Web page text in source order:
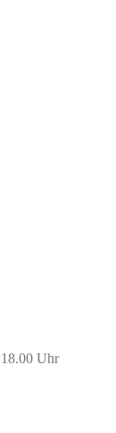
Uhr